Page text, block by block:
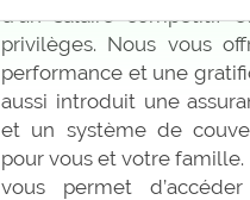
d’un salaire compétitif
privilèges. Nous vous
performance et une
aussi introduit une
et un système de
pour vous et votre
vous permet